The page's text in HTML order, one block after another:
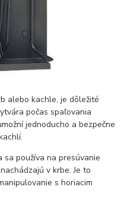
alebo kachle, je dôležité
počas spaľovania
jednoducho a bezpečne
sa používa na presúvanie
v krbe. Je to
s horiacim